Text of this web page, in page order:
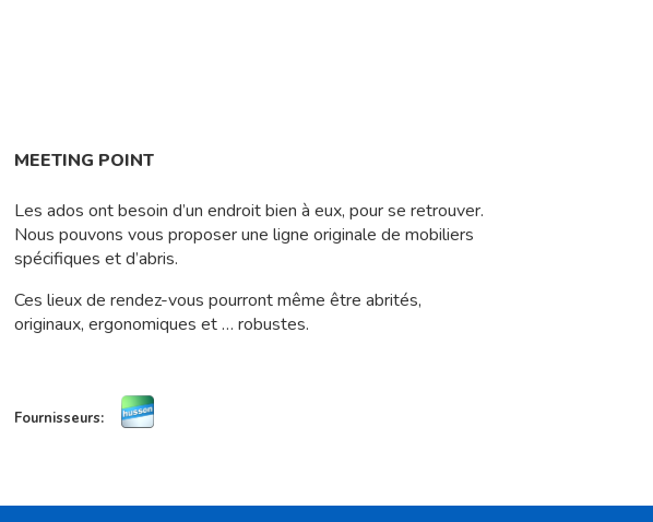
MEETING POINT
Les ados ont besoin d’un endroit bien à eux, pour se retrouver.
Nous pouvons vous proposer une ligne originale de mobiliers
spécifiques et d’abris.
Ces lieux de rendez-vous pourront même être abrités,
originaux, ergonomiques et … robustes.
Fournisseurs: